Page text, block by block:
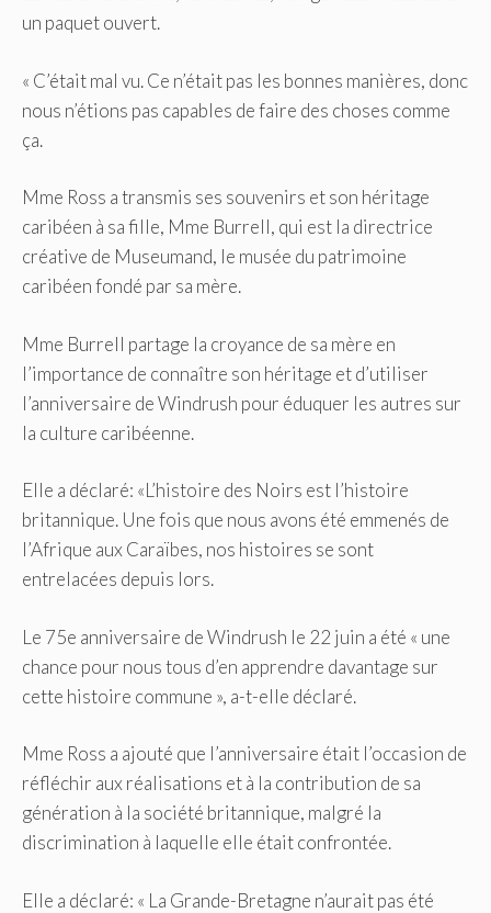
un paquet ouvert.
« C’était mal vu. Ce n’était pas les bonnes manières, donc
nous n’étions pas capables de faire des choses comme
ça.
Mme Ross a transmis ses souvenirs et son héritage
caribéen à sa fille, Mme Burrell, qui est la directrice
créative de Museumand, le musée du patrimoine
caribéen fondé par sa mère.
Mme Burrell partage la croyance de sa mère en
l’importance de connaître son héritage et d’utiliser
l’anniversaire de Windrush pour éduquer les autres sur
la culture caribéenne.
Elle a déclaré: «L’histoire des Noirs est l’histoire
britannique. Une fois que nous avons été emmenés de
l’Afrique aux Caraïbes, nos histoires se sont
entrelacées depuis lors.
Le 75e anniversaire de Windrush le 22 juin a été « une
chance pour nous tous d’en apprendre davantage sur
cette histoire commune », a-t-elle déclaré.
Mme Ross a ajouté que l’anniversaire était l’occasion de
réfléchir aux réalisations et à la contribution de sa
génération à la société britannique, malgré la
discrimination à laquelle elle était confrontée.
Elle a déclaré: « La Grande-Bretagne n’aurait pas été